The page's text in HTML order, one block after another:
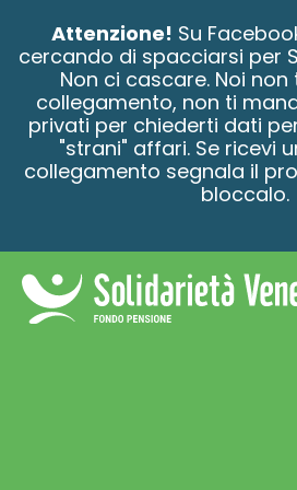
Attenzione! Su
cercando di spacciarsi per
Non ci cascare. Noi
collegamento, non ti
privati per chiederti dati
"strani" affari. Se ricevi
collegamento segnala il
bloccalo.